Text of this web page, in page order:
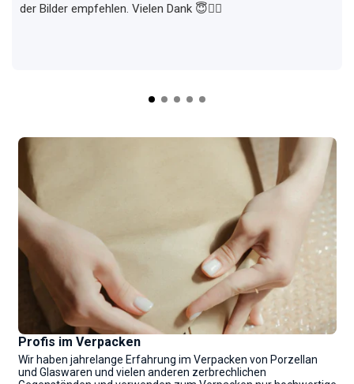
der Bilder empfehlen. Vielen Dank 😇✌🏼
Profis im Verpacken
Wir haben jahrelange Erfahrung im Verpacken von Porzellan
und Glaswaren und vielen anderen zerbrechlichen